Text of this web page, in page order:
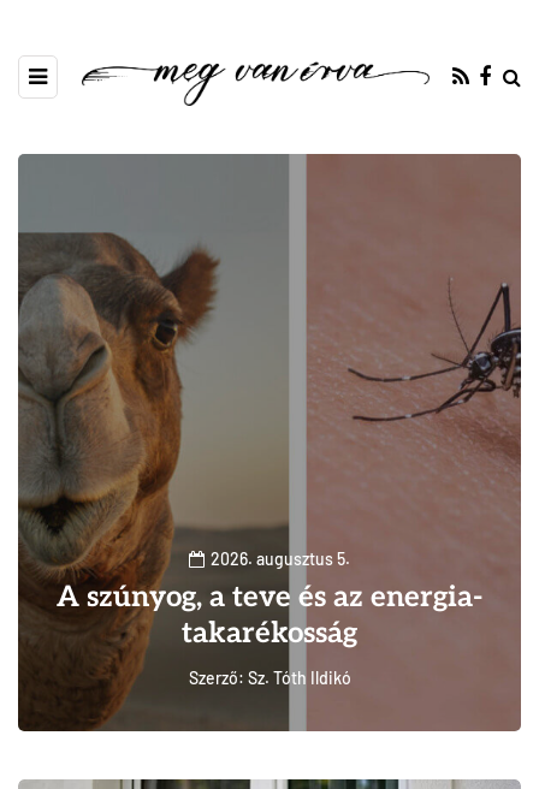
2026. augusztus 5.
A szúnyog, a teve és az energia-
takarékosság
Szerző: Sz. Tóth Ildikó